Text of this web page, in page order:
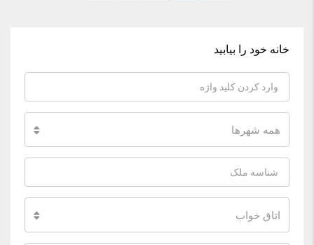
خانه خود را بیابید
همه شهرها
اتاق خواب